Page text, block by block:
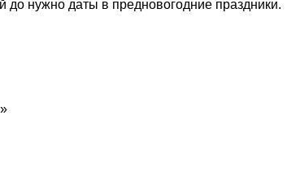
нужно даты в предновогодние праздники.